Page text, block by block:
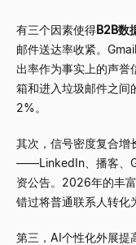
有三个因素使得B2B数
邮件送达率收紧。
出率作为事实上的声
箱和进入垃圾邮件之间
2%。
其次，信号密度复合增
——LinkedIn、播客、
资公告。2026年的丰
错过将普通联系人转化
第三，AI个性化外展提